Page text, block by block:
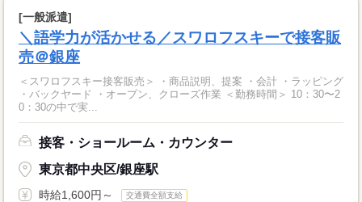
[一般派遣]
＼語学力が活かせる／スワロフスキーで接客販
売＠銀座
＜スワロフスキー接客販売＞ ・商品説明、提案 ・会計 ・ラッピング
・バックヤード ・オープン、クローズ作業 ＜勤務時間＞ 10：30〜2
0：30の中で実...
接客・ショールーム・カウンター
東京都中央区/銀座駅
時給1,600円～ 交通費全額支給